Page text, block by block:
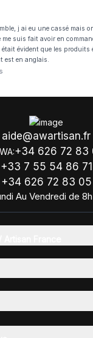
j ai eu une cassé mais
me suis fait avoir en
évident que les produits
est en anglais.
aide@awartisan.fr
+34 626 72 83
+33 7 55 54 86 71
+34 626 72 83 05
Au Vendredi de 8h